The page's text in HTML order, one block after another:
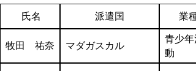
氏名 派遣国 業種
牧田 祐奈 マダガスカル
青少年
動